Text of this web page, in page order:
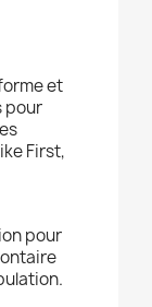
et
pour
First,
pour